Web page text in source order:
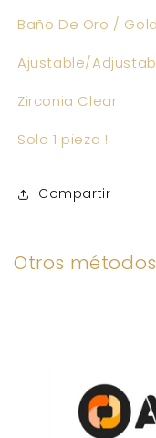
Baño De Oro /
Ajustable/
Zirconia Clear
Solo 1 pieza !
Compartir
Otros